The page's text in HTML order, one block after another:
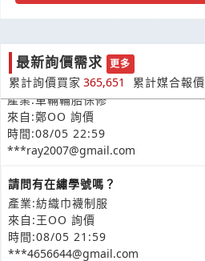
最新詢價需求 更多
累計詢價買家 365,651 累計媒合報價
有在做汽車零件鐵殼配件嗎
產業:車輛輪胎保修
來自:鄭OO 詢價
時間:08/05 22:59
***ray2007@gmail.com
請問有在繡學號嗎？
產業:紡織巾襪制服
來自:王OO 詢價
時間:08/05 21:59
***4656644@gmail.com